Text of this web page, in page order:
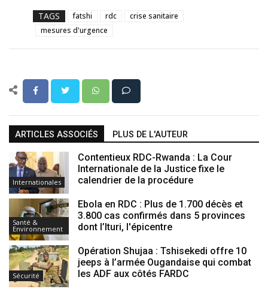
TAGS fatshi rdc
crise sanitaire
mesures d'urgence
ARTICLES ASSOCIÉS PLUS DE L'AUTEUR
Internationales
Contentieux RDC-Rwanda : La Cour
Internationale de la Justice fixe le
calendrier de la procédure
Santé &
Environnement
Ebola en RDC : Plus de 1.700 décès et
3.800 cas confirmés dans 5 provinces
dont l’Ituri, l'épicentre
Sécurité
Opération Shujaa : Tshisekedi offre 10
jeeps à l’armée Ougandaise qui combat
les ADF aux côtés FARDC